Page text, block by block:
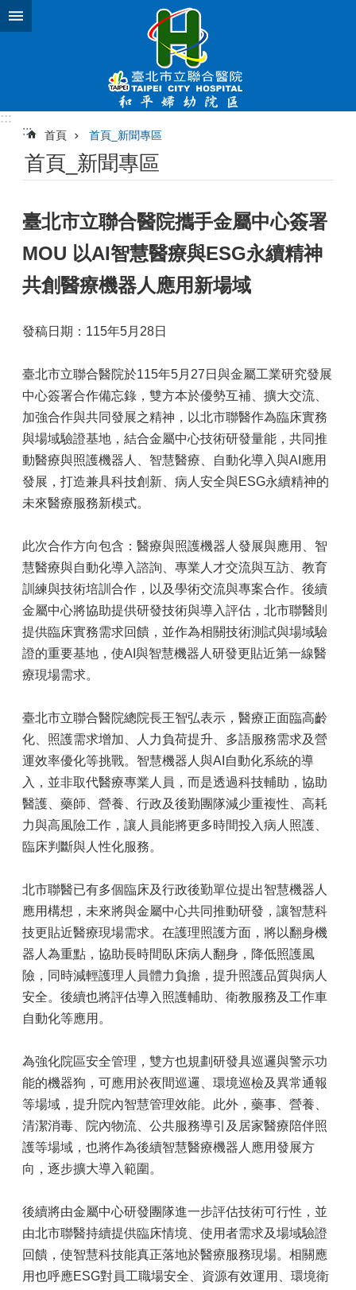
跳到主要內容區塊
:::
:::
首頁 首頁_新聞專區
首頁_新聞專區
臺北市立聯合醫院攜手金屬中心簽署
MOU 以AI智慧醫療與ESG永續精神
共創醫療機器人應用新場域
發稿日期：115年5月28日
臺北市立聯合醫院於115年5月27日與金屬工業研究發展
中心簽署合作備忘錄，雙方本於優勢互補、擴大交流、
加強合作與共同發展之精神，以北市聯醫作為臨床實務
與場域驗證基地，結合金屬中心技術研發量能，共同推
動醫療與照護機器人、智慧醫療、自動化導入與AI應用
發展，打造兼具科技創新、病人安全與ESG永續精神的
未來醫療服務新模式。
此次合作方向包含：醫療與照護機器人發展與應用、智
慧醫療與自動化導入諮詢、專業人才交流與互訪、教育
訓練與技術培訓合作，以及學術交流與專案合作。後續
金屬中心將協助提供研發技術與導入評估，北市聯醫則
提供臨床實務需求回饋，並作為相關技術測試與場域驗
證的重要基地，使AI與智慧機器人研發更貼近第一線醫
療現場需求。
臺北市立聯合醫院總院長王智弘表示，醫療正面臨高齡
化、照護需求增加、人力負荷提升、多語服務需求及營
運效率優化等挑戰。智慧機器人與AI自動化系統的導
入，並非取代醫療專業人員，而是透過科技輔助，協助
醫護、藥師、營養、行政及後勤團隊減少重複性、高耗
力與高風險工作，讓人員能將更多時間投入病人照護、
臨床判斷與人性化服務。
北市聯醫已有多個臨床及行政後勤單位提出智慧機器人
應用構想，未來將與金屬中心共同推動研發，讓智慧科
技更貼近醫療現場需求。在護理照護方面，將以翻身機
器人為重點，協助長時間臥床病人翻身，降低照護風
險，同時減輕護理人員體力負擔，提升照護品質與病人
安全。後續也將評估導入照護輔助、衛教服務及工作車
自動化等應用。
為強化院區安全管理，雙方也規劃研發具巡邏與警示功
能的機器狗，可應用於夜間巡邏、環境巡檢及異常通報
等場域，提升院內智慧管理效能。此外，藥事、營養、
清潔消毒、院內物流、公共服務導引及居家醫療陪伴照
護等場域，也將作為後續智慧醫療機器人應用發展方
向，逐步擴大導入範圍。
後續將由金屬中心研發團隊進一步評估技術可行性，並
由北市聯醫持續提供臨床情境、使用者需求及場域驗證
回饋，使智慧科技能真正落地於醫療服務現場。相關應
用也呼應ESG對員工職場安全、資源有效運用、環境衛